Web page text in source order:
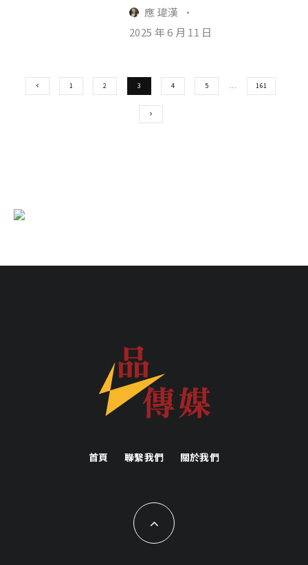
應 瑋漢
·
2025 年 6 月 11 日
1 2 3 4 5 ... 161
首頁 聯繫我們 關於我們